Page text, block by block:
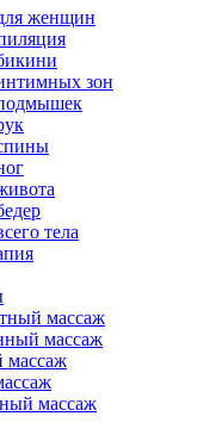
женщин
зон
тела
массаж
массаж
массаж
массаж